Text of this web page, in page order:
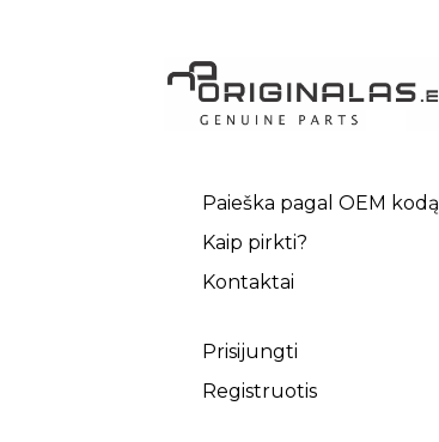
Paieška pagal OEM kodą
Kaip pirkti?
Kontaktai
Prisijungti
Registruotis